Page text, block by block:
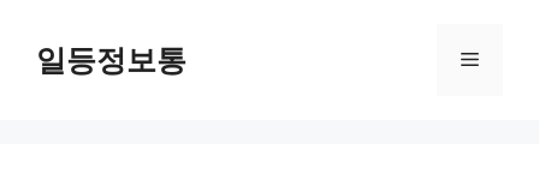
일등정보통 Menu